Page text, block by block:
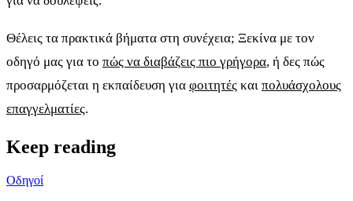
Θέλεις τα πρακτικά βήματα στη συνέχεια; Ξεκίνα με τον
οδηγό μας για το πώς να διαβάζεις πιο γρήγορα, ή δες πώς
προσαρμόζεται η εκπαίδευση για φοιτητές και πολυάσχολους
επαγγελματίες.
Keep reading
Οδηγοί